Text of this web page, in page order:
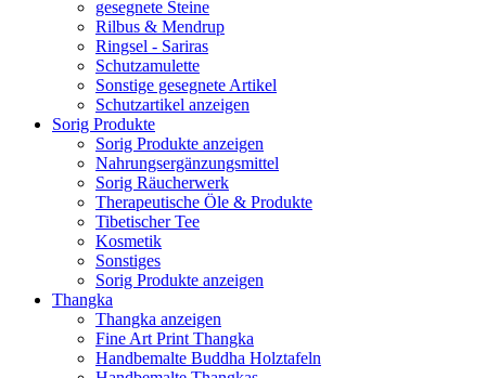
gesegnete Steine
Rilbus & Mendrup
Ringsel - Sariras
Schutzamulette
Sonstige gesegnete Artikel
Schutzartikel anzeigen
Sorig Produkte
Sorig Produkte anzeigen
Nahrungsergänzungsmittel
Sorig Räucherwerk
Therapeutische Öle & Produkte
Tibetischer Tee
Kosmetik
Sonstiges
Sorig Produkte anzeigen
Thangka
Thangka anzeigen
Fine Art Print Thangka
Handbemalte Buddha Holztafeln